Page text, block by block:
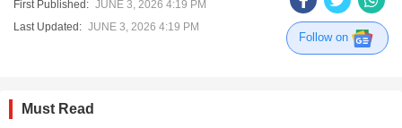
First Published: JUNE 3, 2026 4:19 PM
Last Updated: JUNE 3, 2026 4:19 PM
Follow on
Must Read